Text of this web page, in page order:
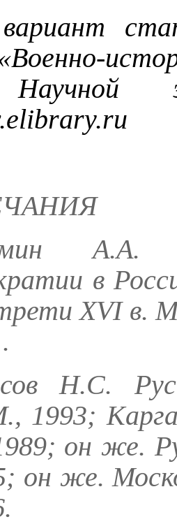
.elibrary.ru
А.А.
в
XVI в.
Н.С.
1993;
он же.
он же.